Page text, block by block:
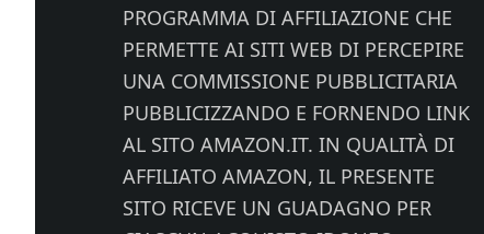
PROGRAMMA DI AFFILIAZIONE CHE
PERMETTE AI SITI WEB DI PERCEPIRE
UNA COMMISSIONE PUBBLICITARIA
PUBBLICIZZANDO E FORNENDO LINK
AL SITO AMAZON.IT. IN QUALITÀ DI
AFFILIATO AMAZON, IL PRESENTE
SITO RICEVE UN GUADAGNO PER